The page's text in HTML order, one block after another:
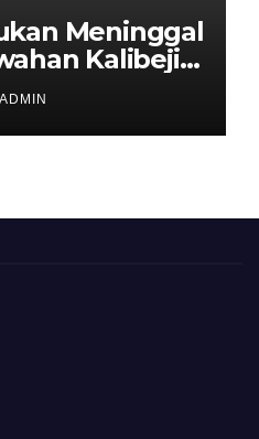
Meninggal
Kalibeji,
Ada
ADMIN